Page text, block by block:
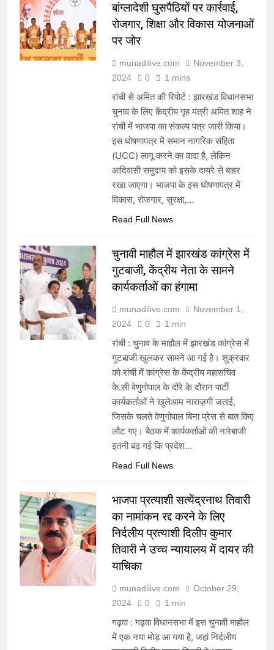
बांग्लादेशी घुसपैठियों पर कार्रवाई,
रोजगार, शिक्षा और विकास योजनाओं
पर जोर
munadilive.com
November 3,
2024
0 1 mins
रांची से अमित की रिपोर्ट : झारखंड विधानसभा
चुनाव के लिए केंद्रीय गृह मंत्री अमित शाह ने
रांची में भाजपा का संकल्प पत्र जारी किया।
इस घोषणापत्र में समान नागरिक संहिता
(UCC) लागू करने का वादा है, लेकिन
आदिवासी समुदाय को इसके दायरे से बाहर
रखा जाएगा। भाजपा के इस घोषणापत्र में
विकास, रोजगार, सुरक्षा,…
Read Full News
चुनावी माहौल में झारखंड कांग्रेस में
गुटबाजी, केंद्रीय नेता के सामने
कार्यकर्ताओं का हंगामा
munadilive.com
November 1,
2024
0 1 min
रांची : चुनाव के माहौल में झारखंड कांग्रेस में
गुटबाजी खुलकर सामने आ गई है। शुक्रवार
को रांची में कांग्रेस के केंद्रीय महासचिव
के.सी वेणुगोपाल के दौरे के दौरान पार्टी
कार्यकर्ताओं ने खुलेआम नाराज़गी जताई,
जिसके चलते वेणुगोपाल बिना प्रेस से बात किए
लौट गए। बैठक में कार्यकर्ताओं की नारेबाजी
इतनी बढ़ गई कि प्रदेश…
Read Full News
भाजपा प्रत्याशी सत्येंद्रनाथ तिवारी
का नामांकन रद्द करने के लिए
निर्दलीय प्रत्याशी दिलीप कुमार
तिवारी ने उच्च न्यायालय में दायर की
याचिका
munadilive.com
October 29,
2024
0 1 min
गढ़वा : गढ़वा विधानसभा में इस चुनावी माहौल
में एक नया मोड़ आ गया है, जहां निर्दलीय